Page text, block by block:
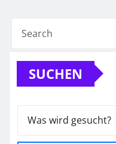
SUCHEN